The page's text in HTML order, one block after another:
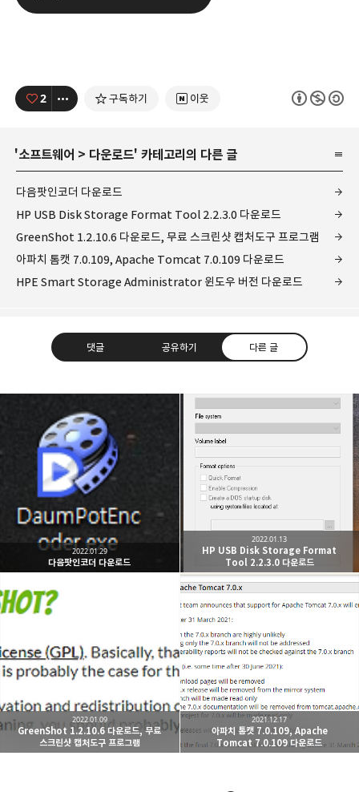
2 구독하기 이웃
'소프트웨어 > 다운로드' 카테고리의 다른 글
다음팟인코더 다운로드
HP USB Disk Storage Format Tool 2.2.3.0 다운로드
GreenShot 1.2.10.6 다운로드, 무료 스크린샷 캡처도구 프로그램
아파치 톰캣 7.0.109, Apache Tomcat 7.0.109 다운로드
HPE Smart Storage Administrator 윈도우 버전 다운로드
댓글 공유하기 다른 글
개새닷컴
IT 지식 창고, Windows, Linux, Software, Hardware,
Development
구독하기
카카오톡 트위터
Pocket
다음팟인코더 다운로드
2022.01.29
HP USB Disk Storage Format
Tool 2.2.3.0 다운로드
2022.01.13
GreenShot 1.2.10.6 다운로드, 무료
스크린샷 캡처도구 프로그램
2022.01.09
아파치 톰캣 7.0.109, Apache
Tomcat 7.0.109 다운로드
2021.12.17